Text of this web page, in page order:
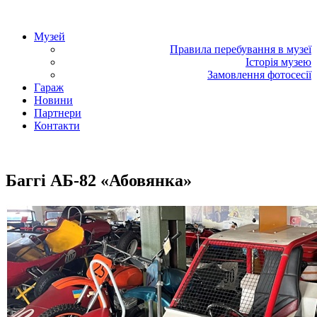
Музей
Правила перебування в музеї
Історія музею
Замовлення фотосесії
Гараж
Новини
Партнери
Контакти
Баггі АБ-82 «Абовянка»